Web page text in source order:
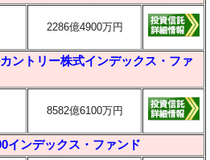
2286億4900万円
ントリー株式インデックス・ファ
8582億6100万円
インデックス・ファンド